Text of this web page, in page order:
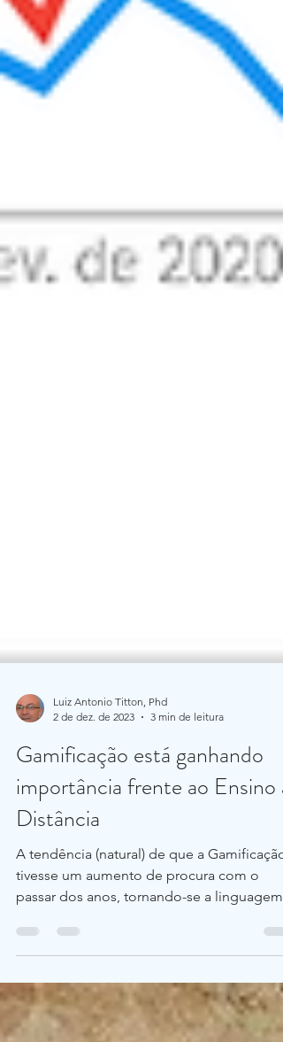
2 de dez. de 2023
3 min de leitura
Gamificação está ganhando
importância frente ao Ensino a
Distância
A tendência (natural) de que a Gamificação
tivesse um aumento de procura com o
passar dos anos, tornando-se a linguagem